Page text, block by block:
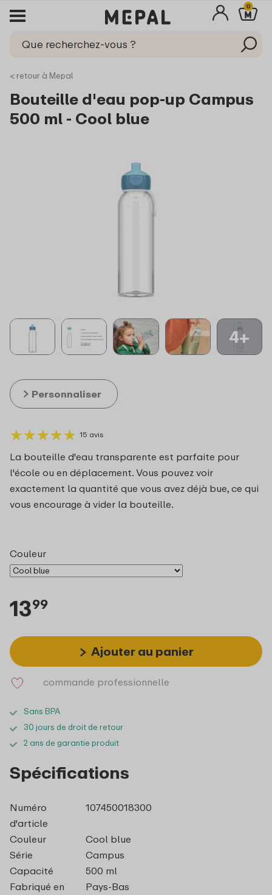
0
< retour à Mepal
Bouteille d'eau pop-up Campus
500 ml - Cool blue
4+
★★★★★
★★★★★ 15 avis
La bouteille d'eau transparente est parfaite pour
l'école ou en déplacement. Vous pouvez voir
exactement la quantité que vous avez déjà bue, ce qui
vous encourage à vider la bouteille.
Personnaliser
Couleur
1399
Ajouter au panier
commande professionnelle
Sans BPA
30 jours de droit de retour
2 ans de garantie produit
Spécifications
Numéro
d'article
107450018300
Couleur
Cool blue
Série
Campus
Capacité
500 ml
Fabriqué en
Pays-Bas